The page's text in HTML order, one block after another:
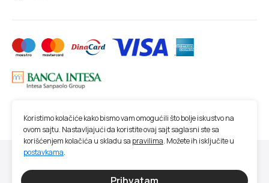
Sve cene na ovom sajtu iskazane su u dinarima. PDV je uračunat u cenu. Studio
Koristimo kolačiće kako bismo vam omogućili što bolje iskustvo na
ovom sajtu. Nastavljajući da koristite ovaj sajt saglasni ste sa
korišćenjem kolačića u skladu sa pravilima. Možete ih isključite u
postavkama.